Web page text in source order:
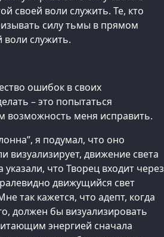
своей воли служить. Те, кто
силу тьмы в прямом
воли служить.
ошибок в своих
– это попытаться
возможность меня исправить.
я подумал, что оно
визуализирует, движение света
что Творец входит через
движущийся свет
так кажется, что адепт, когда
должен бы визуализировать
энергией сначала